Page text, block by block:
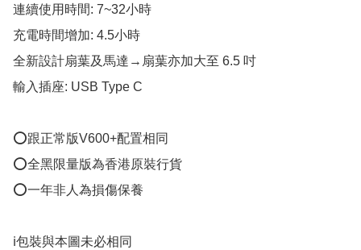
連續使用時間: 7~32小時
充電時間增加: 4.5小時
全新設計扇葉及馬達→扇葉亦加大至 6.5 吋
輸入插座: USB Type C
⭕跟正常版V600+配置相同
⭕全黑限量版為香港原裝行貨
⭕一年非人為損傷保養
ℹ️包裝與本圖未必相同